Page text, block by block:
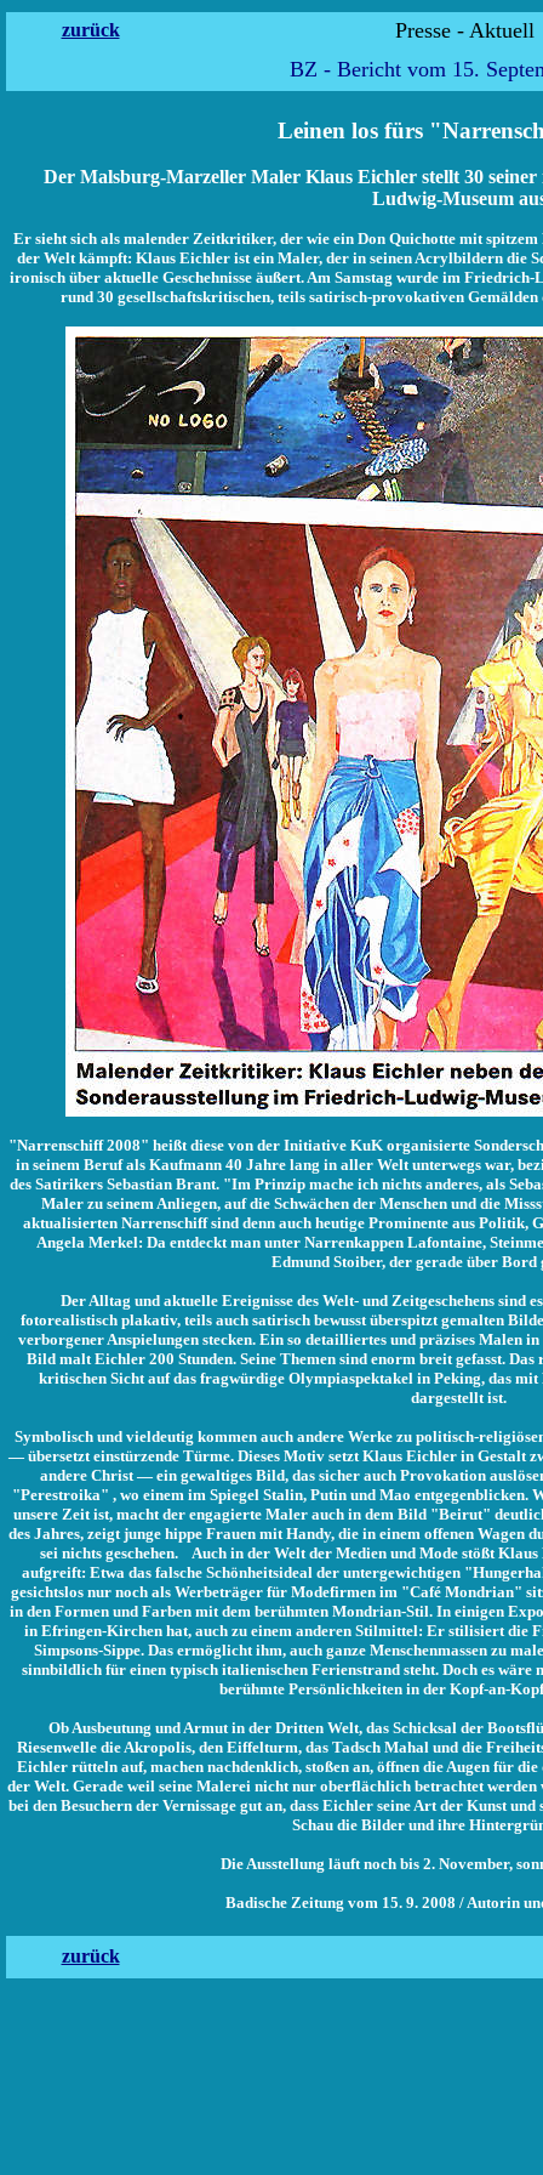
zurück
Presse
BZ - Bericht vom 15.
Leinen los fürs
Der Malsburg-Marzeller Maler Klaus Eichler stellt 30
Ludwig-Museum
Er sieht sich als malender Zeitkritiker, der wie ein Don Quichotte mit
der Welt kämpft: Klaus Eichler ist ein Maler, der in seinen Acrylbildern die
ironisch über aktuelle Geschehnisse äußert. Am Samstag wurde im
rund 30 gesellschaftskritischen, teils satirisch-provokativen
"Narrenschiff 2008" heißt diese von der Initiative KuK organisierte
in seinem Beruf als Kaufmann 40 Jahre lang in aller Welt unterwegs war,
des Satirikers Sebastian Brant. "Im Prinzip mache ich nichts anderes, als
Maler zu seinem Anliegen, auf die Schwächen der Menschen und die
aktualisierten Narrenschiff sind denn auch heutige Prominente aus Politik,
Angela Merkel: Da entdeckt man unter Narrenkappen Lafontaine,
Edmund Stoiber, der gerade über
Der Alltag und aktuelle Ereignisse des Welt- und Zeitgeschehens sind
fotorealistisch plakativ, teils auch satirisch bewusst überspitzt gemalten
verborgener Anspielungen stecken. Ein so detailliertes und präzises Malen
Bild malt Eichler 200 Stunden. Seine Themen sind enorm breit gefasst.
kritischen Sicht auf das fragwürdige Olympiaspektakel in Peking, das
dargestellt ist.
Symbolisch und vieldeutig kommen auch andere Werke zu politisch-
— übersetzt einstürzende Türme. Dieses Motiv setzt Klaus Eichler in Gestalt
andere Christ — ein gewaltiges Bild, das sicher auch Provokation
"Perestroika" , wo einem im Spiegel Stalin, Putin und Mao entgegenblicken.
unsere Zeit ist, macht der engagierte Maler auch in dem Bild "Beirut"
des Jahres, zeigt junge hippe Frauen mit Handy, die in einem offenen
sei nichts geschehen. Auch in der Welt der Medien und Mode stößt
aufgreift: Etwa das falsche Schönheitsideal der untergewichtigen
gesichtslos nur noch als Werbeträger für Modefirmen im "Café Mondrian"
in den Formen und Farben mit dem berühmten Mondrian-Stil. In einigen
in Efringen-Kirchen hat, auch zu einem anderen Stilmittel: Er stilisiert die
Simpsons-Sippe. Das ermöglicht ihm, auch ganze Menschenmassen zu
sinnbildlich für einen typisch italienischen Ferienstrand steht. Doch es
berühmte Persönlichkeiten in der Kopf-an-
Ob Ausbeutung und Armut in der Dritten Welt, das Schicksal der
Riesenwelle die Akropolis, den Eiffelturm, das Tadsch Mahal und die
Eichler rütteln auf, machen nachdenklich, stoßen an, öffnen die Augen für
der Welt. Gerade weil seine Malerei nicht nur oberflächlich betrachtet
bei den Besuchern der Vernissage gut an, dass Eichler seine Art der Kunst
Schau die Bilder und ihre
Die Ausstellung läuft noch bis 2. November,
Badische Zeitung vom 15. 9. 2008 / Autorin
zurück